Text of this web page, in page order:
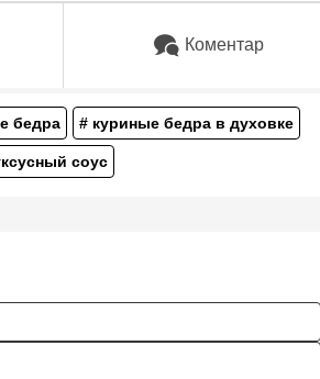
Коментар
бедра # куриные бедра в духовке
соус